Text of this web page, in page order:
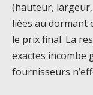
(hauteur,
liées au dormant
le prix final. La
exactes incombe
fournisseurs